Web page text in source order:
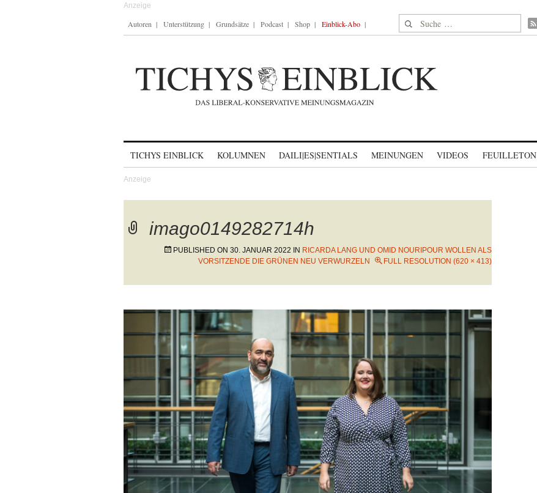
Autoren Unterstützung Grundsätze Podcast Shop Einblick-Abo Suche nach:
TICHYS EINBLICK KOLUMNEN DAILI|ES|SENTIALS MEINUNGEN VIDEOS FEUILLETON
imago0149282714h
PUBLISHED ON 30. JANUAR 2022 IN RICARDA LANG UND OMID NOURIPOUR WOLLEN ALS
VORSITZENDE DIE GRÜNEN NEU VERWURZELN
FULL RESOLUTION (620 × 413)